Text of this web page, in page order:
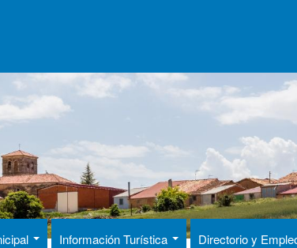
Información Turística Directorio y